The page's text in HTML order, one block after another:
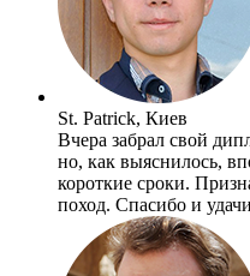
St. Patrick, Киев
Вчера забрал свой
но, как выяснилось,
короткие сроки.
поход. Спасибо и